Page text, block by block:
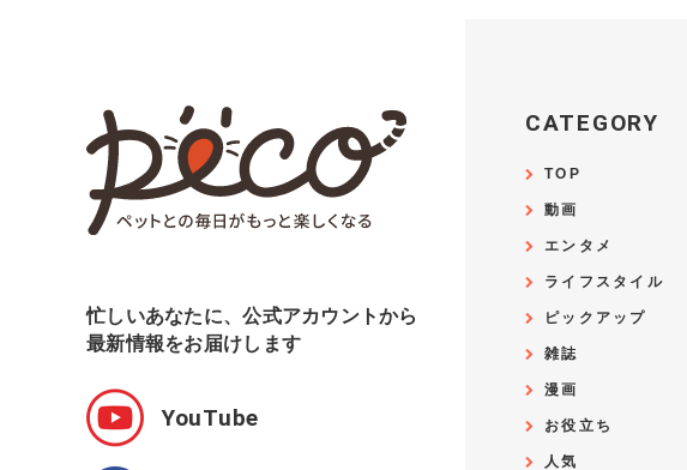
忙しいあなたに、公式アカウントから
最新情報をお届けします
YouTube
CATEGORY
TOP
動画
エンタメ
ライフスタイル
ピックアップ
雑誌
漫画
お役立ち
人気